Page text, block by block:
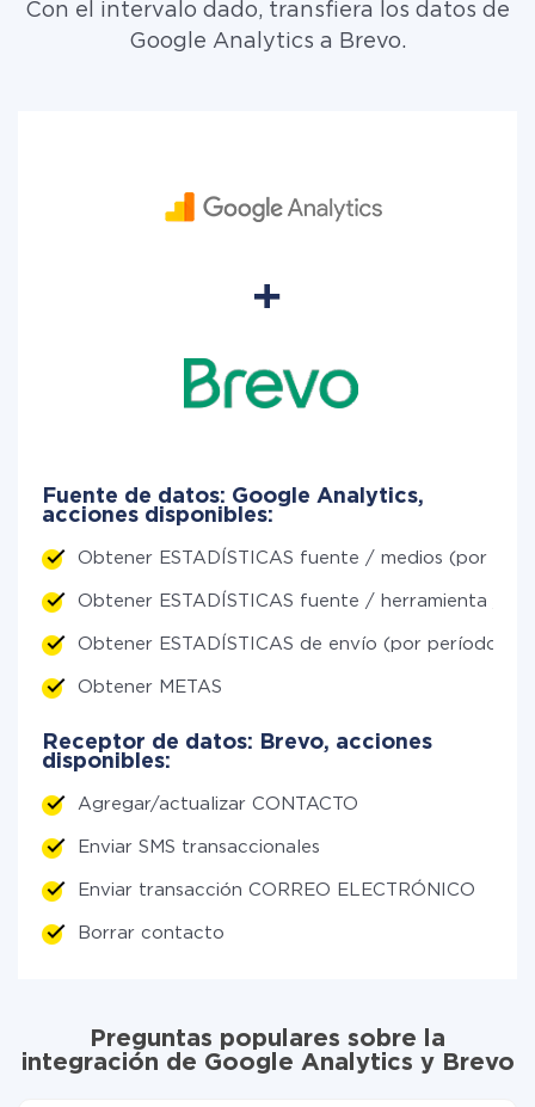
Con el intervalo dado, transfiera los datos de
Google Analytics a Brevo.
Fuente de datos: Google Analytics,
acciones disponibles:
Obtener ESTADÍSTICAS fuente / medios (por
Obtener ESTADÍSTICAS fuente / herramienta /
Obtener ESTADÍSTICAS de envío (por períodos)
Obtener METAS
Receptor de datos: Brevo, acciones
disponibles:
Agregar/actualizar CONTACTO
Enviar SMS transaccionales
Enviar transacción CORREO ELECTRÓNICO
Borrar contacto
Preguntas populares sobre la
integración de Google Analytics y Brevo